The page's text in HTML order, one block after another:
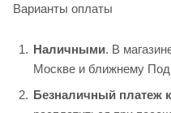
Варианты оплаты
Наличными. В
Москве и ближнему
Безналичный платеж